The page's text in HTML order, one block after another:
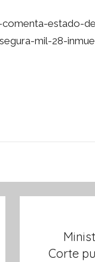
estado-
mil-28-
Corte